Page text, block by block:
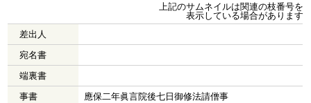
上記のサムネイルは関連の枝番号を
表示している場合があります
差出人
宛名書
端裏書
事書
應保二年眞言院後七日御修法請僧事